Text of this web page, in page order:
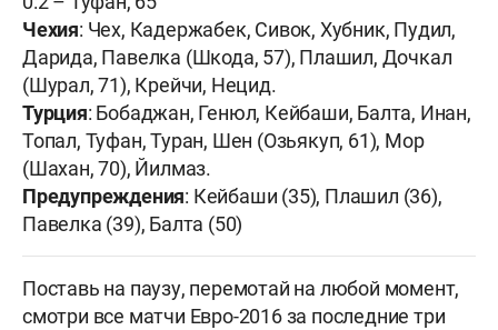
Чехия: Чех, Кадержабек, Сивок, Хубник, Пудил,
Дарида, Павелка (Шкода, 57), Плашил, Дочкал
(Шурал, 71), Крейчи, Нецид.
Турция: Бобаджан, Генюл, Кейбаши, Балта, Инан,
Топал, Туфан, Туран, Шен (Озьякуп, 61), Мор
(Шахан, 70), Йилмаз.
Предупреждения: Кейбаши (35), Плашил (36),
Павелка (39), Балта (50)
Поставь на паузу, перемотай на любой момент,
смотри все матчи Евро-2016 за последние три